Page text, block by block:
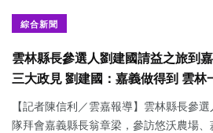
綜合新聞
雲林縣長參選人劉建國請益之旅到
三大政見 劉建國：嘉義做得到 雲林
【記者陳信利／雲嘉報導】雲林縣長參
隊拜會嘉義縣長翁章梁，參訪悠沃農場